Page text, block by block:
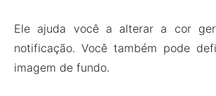
Versão Mod APK de One
Recursos do Mod
Ele ajuda você a alterar a cor
notificação. Você também pode
imagem de fundo.